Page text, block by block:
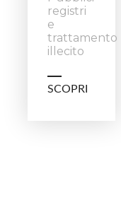
registri
e
trattamento
illecito
SCOPRI